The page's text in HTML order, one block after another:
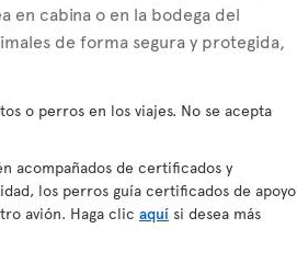
en cabina o en la bodega del
de forma segura y protegida,
o perros en los viajes. No se acepta
acompañados de certificados y
los perros guía certificados de apoyo
avión. Haga clic aquí si desea más